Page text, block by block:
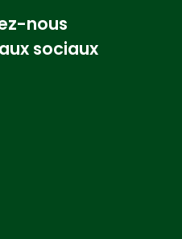
nous
sociaux